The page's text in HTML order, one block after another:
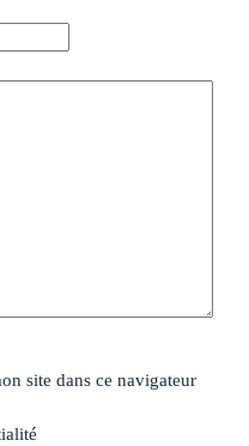
site dans ce navigateur